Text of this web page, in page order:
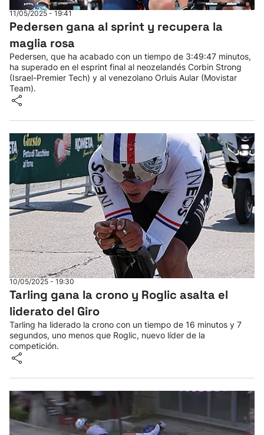
11/05/2025 - 19:41
Pedersen gana al sprint y recupera la
maglia rosa
Pedersen, que ha acabado con un tiempo de 3:49:47 minutos,
ha superado en el esprint final al neozelandés Corbin Strong
(Israel-Premier Tech) y al venezolano Orluis Aular (Movistar
Team).
10/05/2025 - 19:30
Tarling gana la crono y Roglic asalta el
liderato del Giro
Tarling ha liderado la crono con un tiempo de 16 minutos y 7
segundos, uno menos que Roglic, nuevo líder de la
competición.